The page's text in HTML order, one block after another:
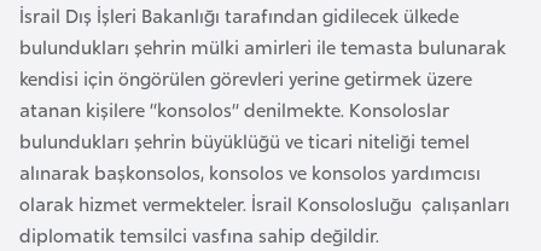
İsrail Dış İşleri Bakanlığı tarafından gidilecek ülkede
bulundukları şehrin mülki amirleri ile temasta bulunarak
kendisi için öngörülen görevleri yerine getirmek üzere
atanan kişilere “konsolos” denilmekte. Konsoloslar
bulundukları şehrin büyüklüğü ve ticari niteliği temel
alınarak başkonsolos, konsolos ve konsolos yardımcısı
olarak hizmet vermekteler. İsrail Konsolosluğu çalışanları
diplomatik temsilci vasfına sahip değildir.
B
a
h
r
e
y
n